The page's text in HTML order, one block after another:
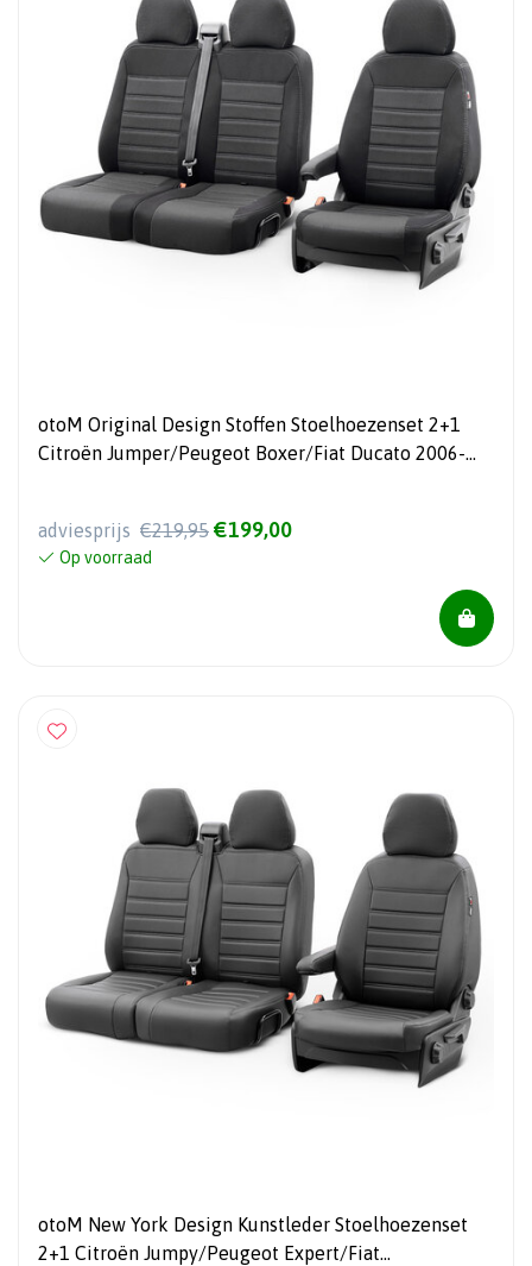
otoM Original Design Stoffen Stoelhoezenset 2+1
Citroën Jumper/Peugeot Boxer/Fiat Ducato 2006-
adviesprijs €219,95 €199,00
Op voorraad
otoM New York Design Kunstleder Stoelhoezenset
2+1 Citroën Jumpy/Peugeot Expert/Fiat